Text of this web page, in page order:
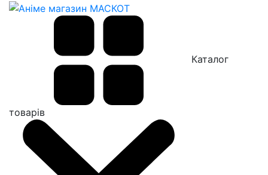
Каталог
товарів